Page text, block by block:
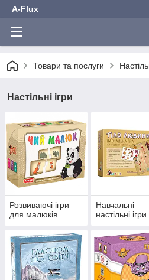
A-Flux
Товари та послуги
Настільні ігри
Розвиваючі ігри
для малюків
Навчальні
настільні ігри